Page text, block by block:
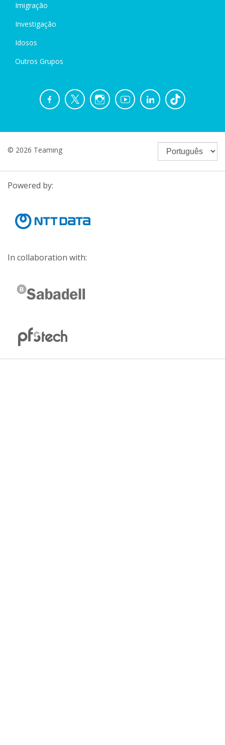
Imigração
Investigação
Idosos
Outros Grupos
© 2026 Teaming
Powered by:
In collaboration with: